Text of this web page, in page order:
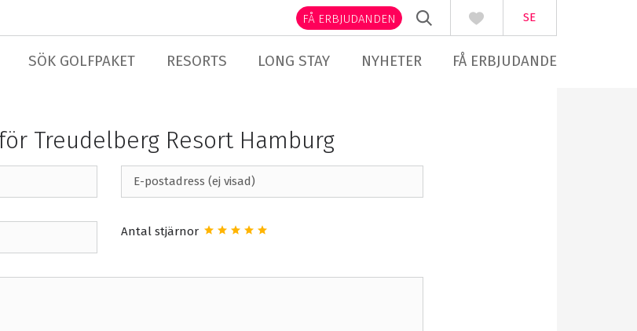
SE
FÅ ERBJUDANDEN
SÖK GOLFPAKET RESORTS LONG STAY NYHETER FÅ ERBJUDANDE
Treudelberg Resort Hamburg
Antal stjärnor